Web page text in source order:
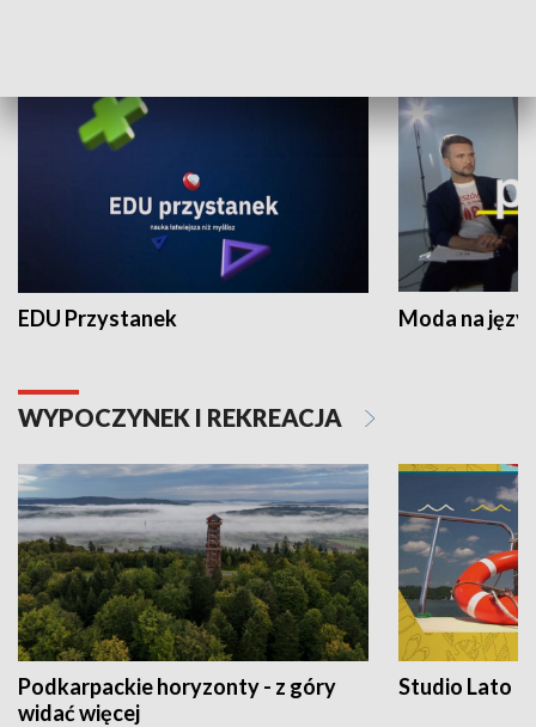
EDU Przystanek Moda na
WYPOCZYNEK I REKREACJA
Podkarpackie horyzonty - z góry
widać więcej
Studio Lato